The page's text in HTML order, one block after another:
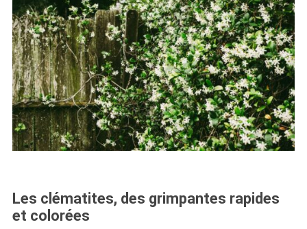
Les clématites, des grimpantes rapides
et colorées